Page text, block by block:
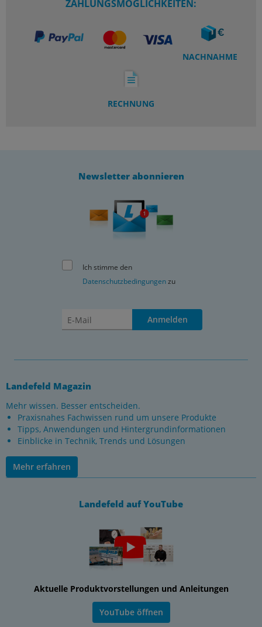
ZAHLUNGSMÖGLICHKEITEN:
NACHNAHME
RECHNUNG
Newsletter abonnieren
Ich stimme den
Datenschutzbedingungenzu
Anmelden
Landefeld Magazin
Mehr wissen. Besser entscheiden.
Praxisnahes Fachwissen rund um unsere Produkte
Tipps, Anwendungen und Hintergrundinformationen
Einblicke in Technik, Trends und Lösungen
Mehr erfahren
Landefeld auf YouTube
Aktuelle Produktvorstellungen und Anleitungen
YouTube öffnen